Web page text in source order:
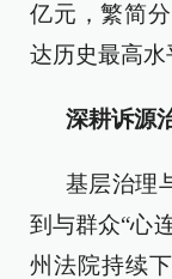
亿元，繁简
达历史最高水
深耕诉源
基层治理
到与群众“心
州法院持续